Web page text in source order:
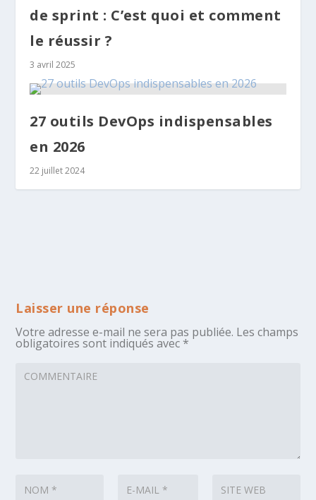
de sprint : C’est quoi et comment
le réussir ?
3 avril 2025
27 outils DevOps indispensables
en 2026
22 juillet 2024
Laisser une réponse
Votre adresse e-mail ne sera pas publiée. Les champs
obligatoires sont indiqués avec *